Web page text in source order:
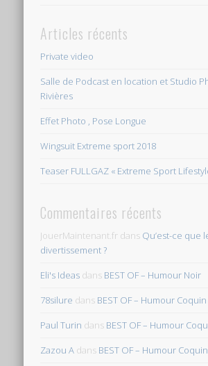
Articles récents
Private video
Salle de Podcast en location et Studio
Rivières
Effet Photo , Pose Longue
Wingsuit Extreme sport 2018
Teaser FULLGAZ « Extreme Sport
Commentaires récents
JouerMaintenant.fr dans Qu’est-ce que
divertissement ?
Eli's Ideas dans BEST OF – Humour Noir
78silure dans BEST OF – Humour Coquin
Paul Turin dans BEST OF – Humour
Zazou A dans BEST OF – Humour Coquin